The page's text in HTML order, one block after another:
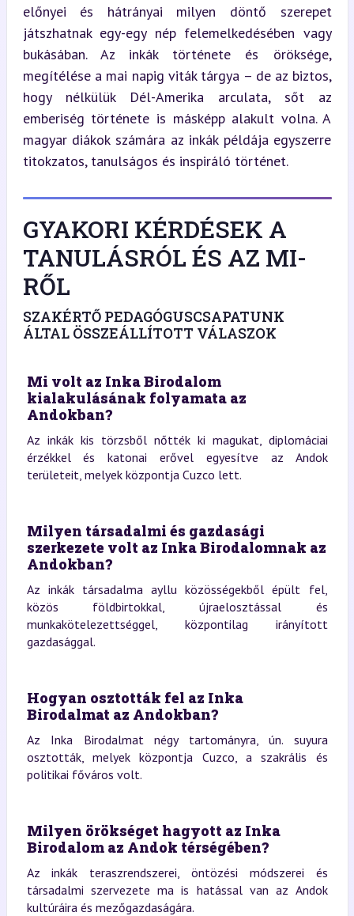
előnyei és hátrányai milyen döntő szerepet
játszhatnak egy-egy nép felemelkedésében vagy
bukásában. Az inkák története és öröksége,
megítélése a mai napig viták tárgya – de az biztos,
hogy nélkülük Dél-Amerika arculata, sőt az
emberiség története is másképp alakult volna. A
magyar diákok számára az inkák példája egyszerre
titokzatos, tanulságos és inspiráló történet.
GYAKORI KÉRDÉSEK A
TANULÁSRÓL ÉS AZ MI-
RŐL
SZAKÉRTŐ PEDAGÓGUSCSAPATUNK
ÁLTAL ÖSSZEÁLLÍTOTT VÁLASZOK
Mi volt az Inka Birodalom
kialakulásának folyamata az
Andokban?
Az inkák kis törzsből nőtték ki magukat, diplomáciai
érzékkel és katonai erővel egyesítve az Andok
területeit, melyek központja Cuzco lett.
Milyen társadalmi és gazdasági
szerkezete volt az Inka Birodalomnak az
Andokban?
Az inkák társadalma ayllu közösségekből épült fel,
közös földbirtokkal, újraelosztással és
munkakötelezettséggel, központilag irányított
gazdasággal.
Hogyan osztották fel az Inka
Birodalmat az Andokban?
Az Inka Birodalmat négy tartományra, ún. suyura
osztották, melyek központja Cuzco, a szakrális és
politikai főváros volt.
Milyen örökséget hagyott az Inka
Birodalom az Andok térségében?
Az inkák teraszrendszerei, öntözési módszerei és
társadalmi szervezete ma is hatással van az Andok
kultúráira és mezőgazdaságára.